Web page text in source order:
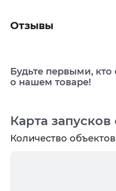
Карта запусков
Количество
Отзывы
Будьте первыми, кто
о нашем товаре!